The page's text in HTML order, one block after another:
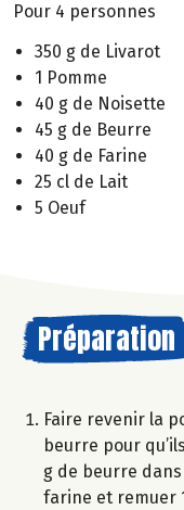
Pour 4 personnes
350 g de Livarot
1 Pomme
40 g de Noisette
45 g de Beurre
40 g de Farine
25 cl de Lait
5 Oeuf
Préparation
Faire revenir la
beurre pour
g de beurre
farine et remuer